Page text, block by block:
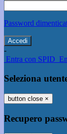
Password
-
Entra con SPID
Seleziona
button close ×
Recupero